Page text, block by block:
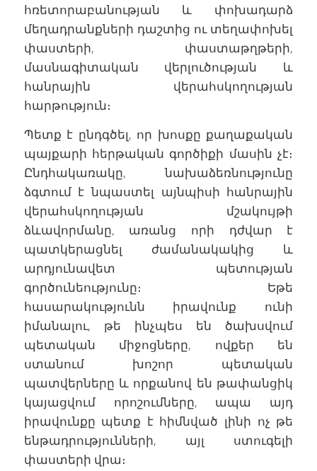
հռետորաբանության և փոխադարձ
մեղադրանքների դաշտից ու տեղափոխել
փաստերի, փաստաթղթերի,
մասնագիտական վերլուծության և
հանրային վերահսկողության
հարթություն։
Պետք է ընդգծել, որ խոսքը քաղաքական
պայքարի հերթական գործիքի մասին չէ։
Ընդհակառակը, նախաձեռնությունը
ձգտում է նպաստել այնպիսի հանրային
վերահսկողության մշակույթի
ձևավորմանը, առանց որի դժվար է
պատկերացնել ժամանակակից և
արդյունավետ պետության
գործունեությունը։ Եթե
հասարակությունն իրավունք ունի
իմանալու, թե ինչպես են ծախսվում
պետական միջոցները, ովքեր են
ստանում խոշոր պետական
պատվերները և որքանով են թափանցիկ
կայացվում որոշումները, ապա այդ
իրավունքը պետք է հիմնված լինի ոչ թե
ենթադրությունների, այլ ստուգելի
փաստերի վրա։